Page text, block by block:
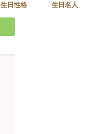
生日性格 生日名人